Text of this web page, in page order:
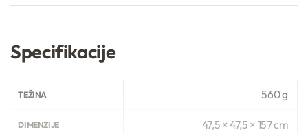
Specifikacije
TEŽINA 560 g
DIMENZIJE 47,5 × 47,5 × 157 cm